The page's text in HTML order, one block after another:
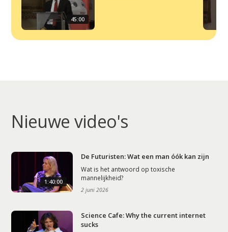
45:00
Nieuwe video's
1:40:00
De Futuristen: Wat een man óók kan zijn
Wat is het antwoord op toxische
mannelijkheid?
2 juni 2026
Science Cafe: Why the current internet
sucks